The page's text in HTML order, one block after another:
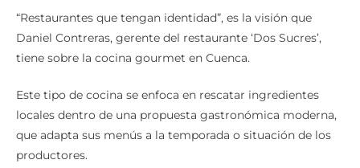
“Restaurantes que tengan identidad”, es la visión que
Daniel Contreras, gerente del restaurante ‘Dos Sucres’,
tiene sobre la cocina gourmet en Cuenca.
Este tipo de cocina se enfoca en rescatar ingredientes
locales dentro de una propuesta gastronómica moderna,
que adapta sus menús a la temporada o situación de los
productores.